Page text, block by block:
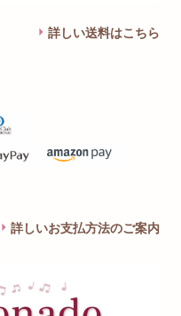
詳しい送料はこちら
詳しいお支払方法のご案内